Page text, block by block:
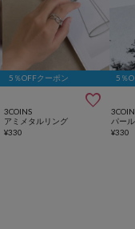
5％OFFクーポン

3COINS
アミメタルリング
¥330
5％
¥330